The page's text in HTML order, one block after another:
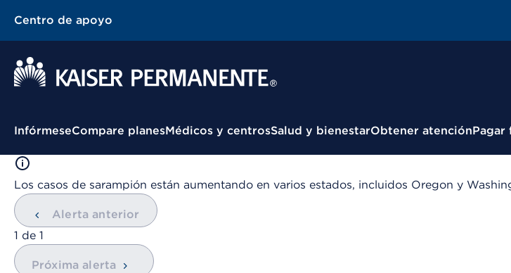
Centro de apoyo
Menú contextual
InfórmeseCompare planesMédicos y centrosSalud y bienestarObtener atenciónPagar
Los casos de sarampión están aumentando en varios estados, incluidos Oregon y
Alerta anterior
mostrando
1 de 1
Próxima alerta